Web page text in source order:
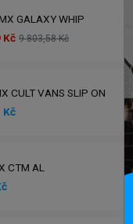
GALAXY WHIP
Kč 9 803,58 Kč
CULT VANS SLIP ON
Kč
CTM AL